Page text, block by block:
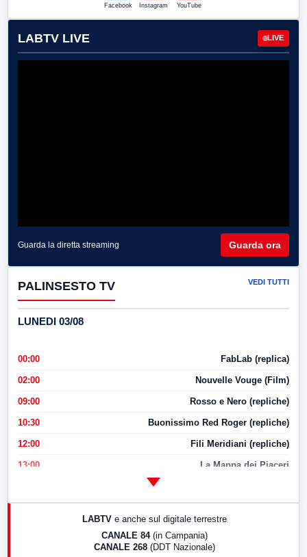
Facebook Instagram YouTube
LABTV LIVE LIVE
Guarda la diretta streaming Guarda ora
PALINSESTO TV VEDI TUTTI
LUNEDI 03/08
00:00 FabLab (replica)
02:00 Nouvelle Vouge (Film)
09:00 Rosso e Nero (repliche)
10:30 Buonissimo Red Roger (repliche)
12:00 Fili Meridiani (repliche)
13:00 La Mappa dei Piaceri
17:00 LabNews (replica)
LABTV e anche sul digitale terrestre
CANALE 84 (in Campania)
CANALE 268 (DDT Nazionale)